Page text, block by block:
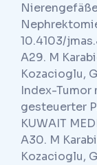
10.4103/
A29. M
Kozacioglu,
Index-
gesteuerter
KUWAIT
A30. M
Kozacioglu,